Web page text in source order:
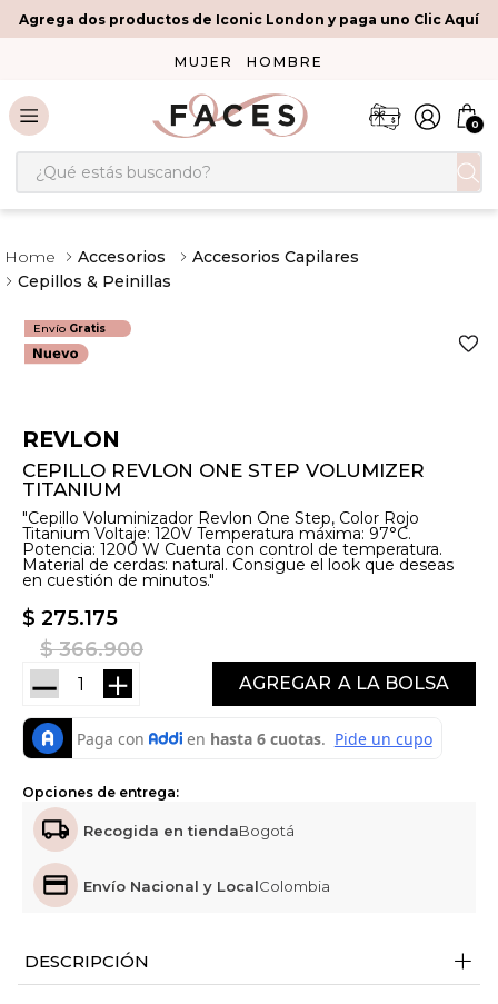
Agrega dos productos de Iconic London y paga uno Clic Aquí
MUJER HOMBRE
0
¿Qué estás buscando?
Accesorios
Accesorios Capilares
Cepillos & Peinillas
Envío Gratis
REVLON
CEPILLO REVLON ONE STEP VOLUMIZER
TITANIUM
"Cepillo Voluminizador Revlon One Step, Color Rojo
Titanium Voltaje: 120V Temperatura máxima: 97°C.
Potencia: 1200 W Cuenta con control de temperatura.
Material de cerdas: natural. Consigue el look que deseas
en cuestión de minutos."
$ 275.175
$ 366.900
＋
－ AGREGAR
Opciones de entrega:
Recogida en tiendaBogotá
Envío Nacional y LocalColombia
DESCRIPCIÓN +